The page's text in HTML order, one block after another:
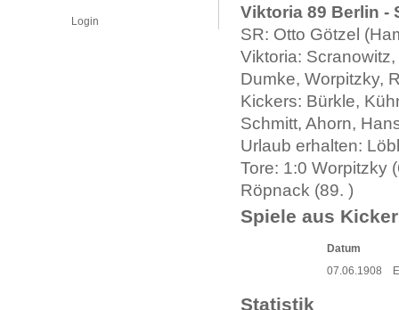
Login
Viktoria 89 Berlin -
SR: Otto Götzel
Viktoria:
Dumke, Worpitzky,
Kickers: Bürkle,
Schmitt, Ahorn,
Urlaub erhalten:
Tore: 1:0 Worpitzky
Röpnack (89. )
Spiele aus
Datum
07.06.1908
Statistik